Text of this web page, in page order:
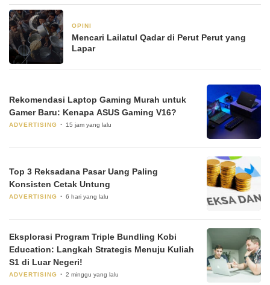
OPINI
Mencari Lailatul Qadar di Perut Perut yang
Lapar
Rekomendasi Laptop Gaming Murah untuk
Gamer Baru: Kenapa ASUS Gaming V16?
ADVERTISING 15 jam yang lalu
Top 3 Reksadana Pasar Uang Paling
Konsisten Cetak Untung
ADVERTISING 6 hari yang lalu
Eksplorasi Program Triple Bundling Kobi
Education: Langkah Strategis Menuju Kuliah
S1 di Luar Negeri!
ADVERTISING 2 minggu yang lalu